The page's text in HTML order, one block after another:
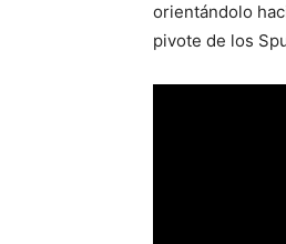
orientándolo
pivote de los